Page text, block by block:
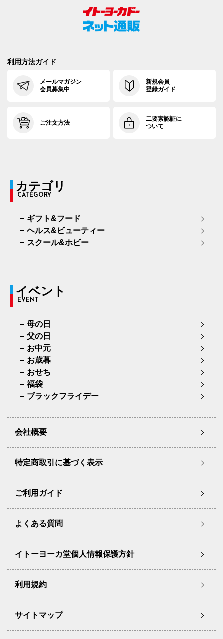
利用方法ガイド
メールマガジン
会員募集中
新規会員
登録ガイド
ご注文方法
二要素認証に
ついて
カテゴリ
CATEGORY
ギフト&フード
ヘルス&ビューティー
スクール&ホビー
イベント
EVENT
母の日
父の日
お中元
お歳暮
おせち
福袋
ブラックフライデー
会社概要
特定商取引に基づく表示
ご利用ガイド
よくある質問
イトーヨーカ堂個人情報保護方針
利用規約
サイトマップ